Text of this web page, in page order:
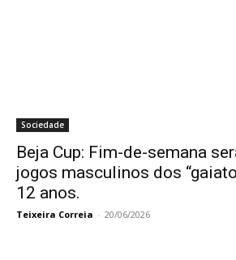
Sociedade
Beja Cup: Fim-de-semana
jogos masculinos dos
12 anos.
Teixeira Correia - 20/06/2026